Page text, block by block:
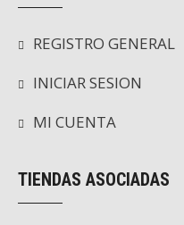
REGISTRO GENERAL
INICIAR SESION
MI CUENTA
TIENDAS ASOCIADAS